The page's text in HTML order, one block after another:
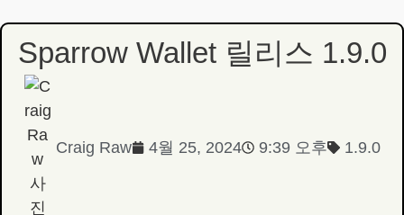
Sparrow Wallet 릴리스 1.9.0
Craig Raw 4월 25, 2024 9:39 오후 1.9.0